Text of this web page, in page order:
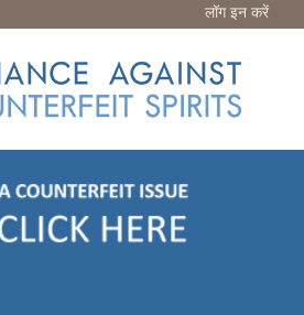
लॉग इन करें